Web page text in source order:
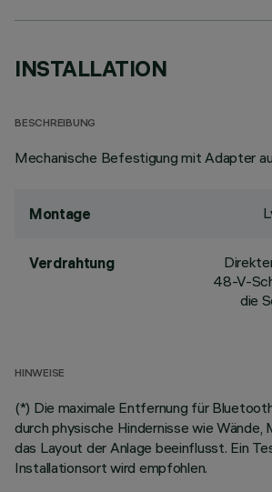
INSTALLATION
BESCHREIBUNG
Mechanische Befestigung mit Adapter
Montage
Verdrahtung
48-V-
die
HINWEISE
(*) Die maximale Entfernung für
durch physische Hindernisse wie Wände,
das Layout der Anlage beeinflusst. Ein
Installationsort wird empfohlen.